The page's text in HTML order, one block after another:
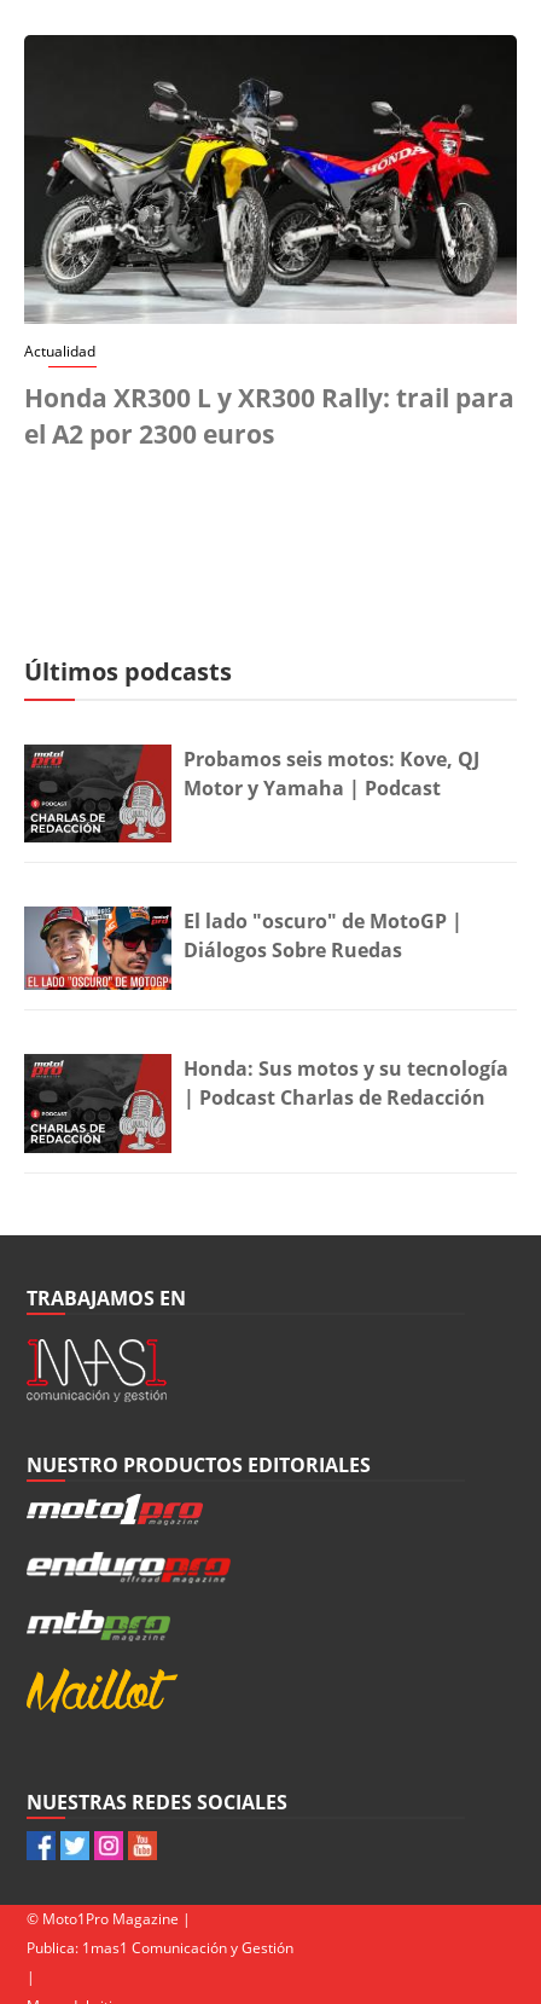
Actualidad
Honda XR300 L y XR300 Rally: trail para
el A2 por 2300 euros
Últimos podcasts
Probamos seis motos: Kove, QJ
Motor y Yamaha | Podcast
El lado "oscuro" de MotoGP |
Diálogos Sobre Ruedas
Honda: Sus motos y su tecnología
| Podcast Charlas de Redacción
TRABAJAMOS EN
NUESTRO PRODUCTOS EDITORIALES
NUESTRAS REDES SOCIALES
© Moto1Pro Magazine |
Publica: 1mas1 Comunicación y Gestión
|